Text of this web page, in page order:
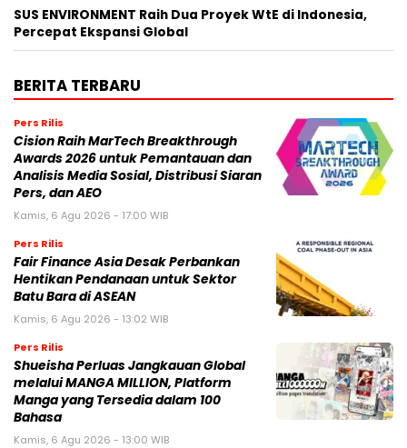
SUS ENVIRONMENT Raih Dua Proyek WtE di Indonesia,
Percepat Ekspansi Global
BERITA TERBARU
Pers Rilis
Cision Raih MarTech Breakthrough
Awards 2026 untuk Pemantauan dan
Analisis Media Sosial, Distribusi Siaran
Pers, dan AEO
Kamis, 6 Agu 2026 - 17:00 WIB
Pers Rilis
Fair Finance Asia Desak Perbankan
Hentikan Pendanaan untuk Sektor
Batu Bara di ASEAN
Kamis, 6 Agu 2026 - 13:02 WIB
Pers Rilis
Shueisha Perluas Jangkauan Global
melalui MANGA MILLION, Platform
Manga yang Tersedia dalam 100
Bahasa
Kamis, 6 Agu 2026 - 13:00 WIB